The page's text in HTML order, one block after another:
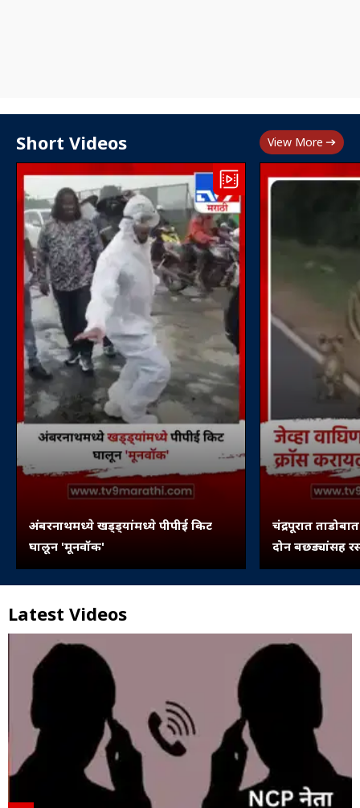
Short Videos View More
अंबरनाथमध्ये खड्ड्यांमध्ये पीपीई किट
घालून 'मूनवॉक'
चंद्रपूरात
दोन बछड्यांसह
Latest Videos